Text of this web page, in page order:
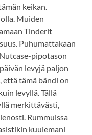
keikan.
Muiden
Tinderit
Puhumattakaan
pipotason
levyjä paljon
tämä bändi on
levyllä. Tällä
merkittävästi,
Rummuissa
kuulemani